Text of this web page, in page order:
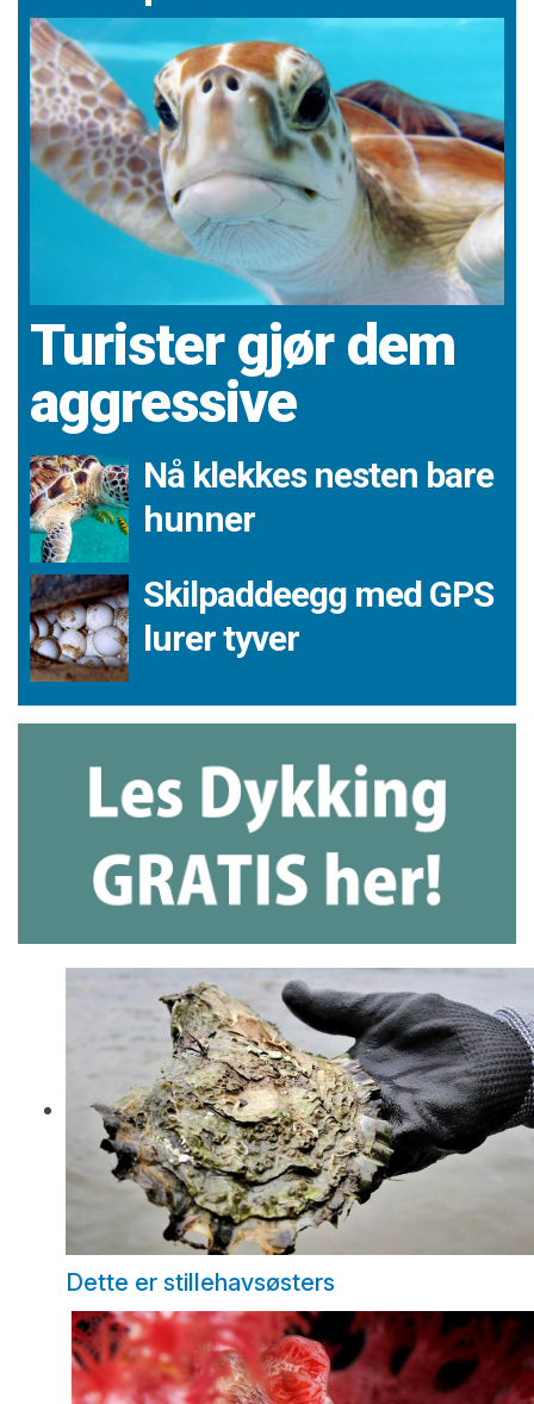
Turister gjør dem
aggressive
Nå klekkes nesten bare
hunner
Skilpaddeegg med GPS
lurer tyver
Dette er stillehavsøsters